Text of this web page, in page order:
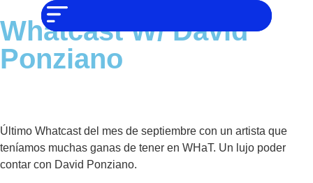
Tendencias
Entrevistas
Cultura
Mix
series
PERO IGUAL
TAMBIÉN TE
Whatcast W/ David
Ponziano
Último Whatcast del mes de septiembre con un artista que
teníamos muchas ganas de tener en WHaT. Un lujo poder
contar con David Ponziano.